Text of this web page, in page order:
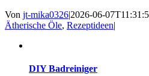
Von jt-mika0326|2026-06-
Ätherische Öle, Rezeptideen|
DIY Badreiniger